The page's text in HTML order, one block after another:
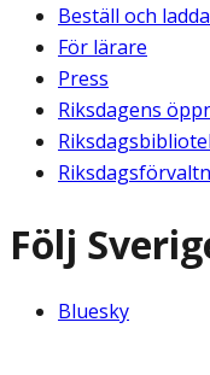
Beställ och
För lärare
Press
Riksdagens
Följ
Bluesky